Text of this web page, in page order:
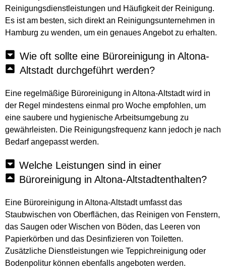
Reinigungsdienstleistungen und Häufigkeit der Reinigung.
Es ist am besten, sich direkt an Reinigungsunternehmen in
Hamburg zu wenden, um ein genaues Angebot zu erhalten.
Wie oft sollte eine Büroreinigung in Altona-
Altstadt durchgeführt werden?
Eine regelmäßige Büroreinigung in Altona-Altstadt wird in
der Regel mindestens einmal pro Woche empfohlen, um
eine saubere und hygienische Arbeitsumgebung zu
gewährleisten. Die Reinigungsfrequenz kann jedoch je nach
Bedarf angepasst werden.
Welche Leistungen sind in einer
Büroreinigung in Altona-Altstadtenthalten?
Eine Büroreinigung in Altona-Altstadt umfasst das
Staubwischen von Oberflächen, das Reinigen von Fenstern,
das Saugen oder Wischen von Böden, das Leeren von
Papierkörben und das Desinfizieren von Toiletten.
Zusätzliche Dienstleistungen wie Teppichreinigung oder
Bodenpolitur können ebenfalls angeboten werden.